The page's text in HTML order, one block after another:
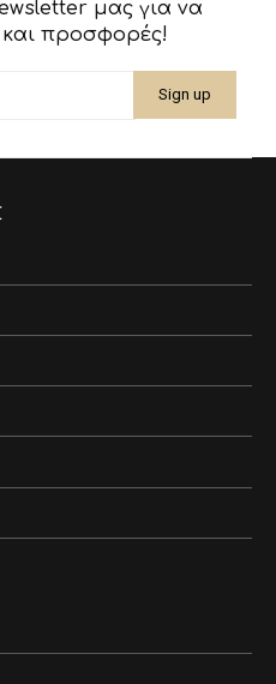
μας για να
και προσφορές!